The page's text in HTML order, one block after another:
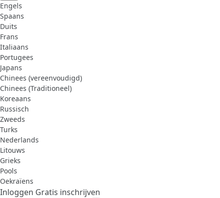
Engels
Spaans
Duits
Frans
Italiaans
Portugees
Japans
Chinees (vereenvoudigd)
Chinees (Traditioneel)
Koreaans
Russisch
Zweeds
Turks
Nederlands
Litouws
Grieks
Pools
Oekraïens
Inloggen Gratis inschrijven